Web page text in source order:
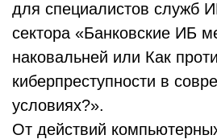
для специалистов служб
сектора «Банковские ИБ
наковальней или Как
киберпреступности в
условиях?».
От действий